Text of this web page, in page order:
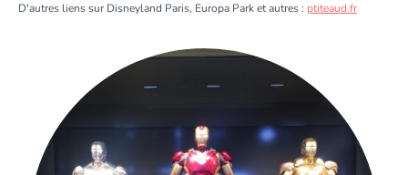
D'autres liens sur Disneyland Paris, Europa Park et autres : ptiteaud.fr